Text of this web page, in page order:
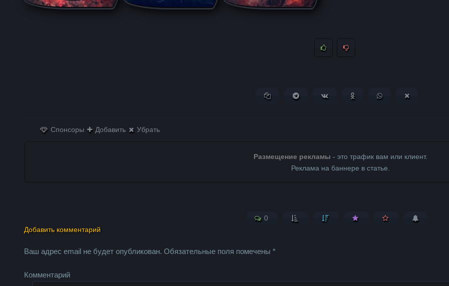
Копировать ссылкуПоделиться в Telegram
Поделиться ВКонтакте
Поделиться вПоделиться в
Спонсоры Добавить Убрать
Размещение рекламы - это трафик вам или клиент.
Реклама на баннере в статье.
0
Добавить комментарий
Ваш адрес email не будет опубликован. Обязательные поля помечены*
Комментарий